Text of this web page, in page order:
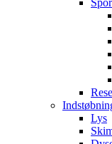
Lys